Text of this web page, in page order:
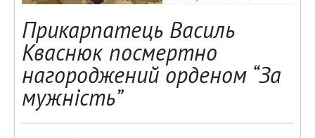
Прикарпатець Василь
Кваснюк посмертно
нагороджений орденом “За
мужність”